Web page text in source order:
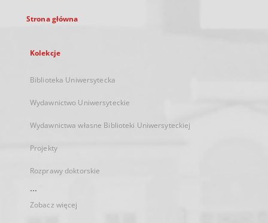
Strona główna
Kolekcje
Biblioteka Uniwersytecka
Wydawnictwo Uniwersyteckie
Wydawnictwa własne Biblioteki Uniwersyteckiej
Projekty
Rozprawy doktorskie
...
Zobacz więcej